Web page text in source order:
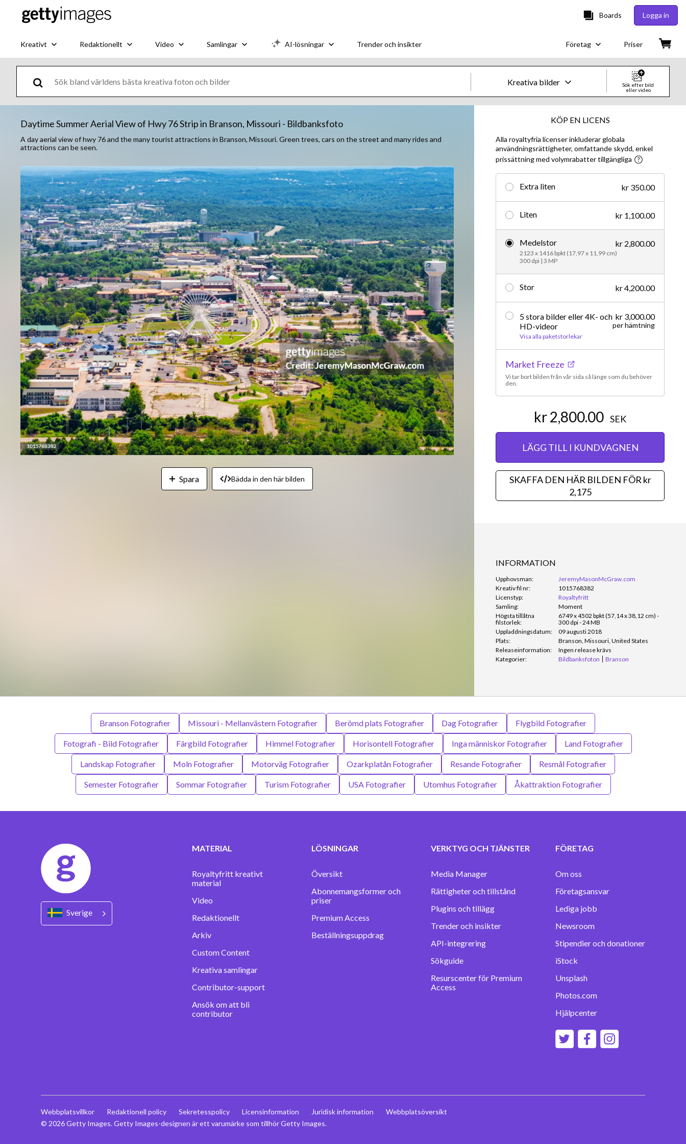
Boards Logga in
Kreativt Redaktionellt Video Samlingar AI-lösningar Trender och insikter Företag Priser
Kreativa bilder
Kreativa bilder och videor
Bilder
Kreativt
Redaktionellt
Sök efter bild
eller video
Daytime Summer Aerial View of Hwy 76 Strip in Branson, Missouri - Bildbanksfoto
A day aerial view of hwy 76 and the many tourist attractions in Branson, Missouri. Green trees, cars on the street and many rides and
attractions can be seen.
Spara Bädda in den här bilden
KÖP EN LICENS
Alla royaltyfria licenser inkluderar globala
användningsrättigheter, omfattande skydd, enkel
prissättning med volymrabatter tillgängliga
Extra liten kr 350.00
Liten kr 1,100.00
Medelstor
2123 x 1416 bpkt (17,97 x 11,99 cm)
300 dpi | 3 MP
kr 2,800.00
Stor kr 4,200.00
5 stora bilder eller 4K- och
HD-videor
Visa alla paketstorlekar
kr 3,000.00
per hämtning
Market Freeze
Vi tar bort bilden från vår sida så länge som du behöver
den.
kr 2,800.00 SEK
LÄGG TILL I KUNDVAGNEN
SKAFFA DEN HÄR BILDEN FÖR kr
2,175
INFORMATION
Upphovsman:
JeremyMasonMcGraw.com
Kreativ fil nr:
1015768382
Licenstyp:
Royaltyfritt
Samling:
Moment
Högsta tillåtna
filstorlek:
6749 x 4502 bpkt (57,14 x 38,12 cm) -
300 dpi - 24 MB
Uppladdningsdatum:
09 augusti 2018
Plats:
Branson, Missouri, United States
Releaseinformation:
Ingen release krävs
Kategorier:
Bildbanksfoton Branson
Branson Fotografier Missouri - Mellanvästern Fotografier Berömd plats Fotografier Dag Fotografier Flygbild Fotografier
Fotografi - Bild Fotografier Färgbild Fotografier Himmel Fotografier Horisontell Fotografier Inga människor Fotografier Land Fotografier
Landskap Fotografier Moln Fotografier Motorväg Fotografier Ozarkplatån Fotografier Resande Fotografier Resmål Fotografier
Semester Fotografier Sommar Fotografier Turism Fotografier USA Fotografier Utomhus Fotografier Åkattraktion Fotografier
Sverige
MATERIAL
Royaltyfritt kreativt
material
Video
Redaktionellt
Arkiv
Custom Content
Kreativa samlingar
Contributor-support
Ansök om att bli
contributor
LÖSNINGAR
Översikt
Abonnemangsformer och
priser
Premium Access
Beställningsuppdrag
VERKTYG OCH TJÄNSTER
Media Manager
Rättigheter och tillstånd
Trender och insikter
API-integrering
Sökguide
Resurscenter för Premium
Access
FÖRETAG
Om oss
Företagsansvar
Lediga jobb
Newsroom
Stipendier och donationer
iStock
Unsplash
Photos.com
Hjälpcenter
© 2026 Getty Images. Getty Images-designen är ett varumärke som tillhör Getty Images.
Webbplatsvillkor Redaktionell policy Sekretesspolicy Licensinformation Juridisk information Webbplatsöversikt